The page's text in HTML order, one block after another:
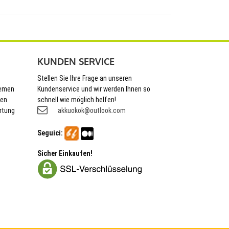
KUNDEN SERVICE
Stellen Sie Ihre Frage an unseren
Kundenservice und wir werden Ihnen so
schnell wie möglich helfen!
akkuokok@outlook.com
Seguici:
Sicher Einkaufen!